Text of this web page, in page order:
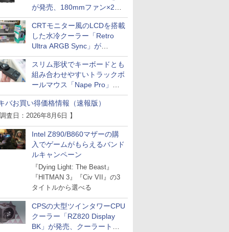
が発売、180mmファン×2搭
載
CRTモニター風のLCDを搭載
した水冷クーラー「Retro
Ultra ARGB Sync」が
Thermaltakeから
スリム形状でキーボードとも
組み合わせやすいトラックボ
ールマウス「Nape Pro」が
Keychronから
バお買い得価格情報（速報版）
査日：2026年8月6日 】
Intel Z890/B860マザーの購
入でゲームがもらえるバンド
ルキャンペーン
『Dying Light: The Beast』
『HITMAN 3』『Civ VII』の3
タイトルから選べる
CPSの大型ツインタワーCPU
クーラー「RZ820 Display
BK」が発売、クーラートッ